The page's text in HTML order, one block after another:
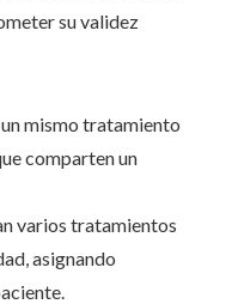
su validez
mismo tratamiento
comparten un
varios tratamientos
asignando